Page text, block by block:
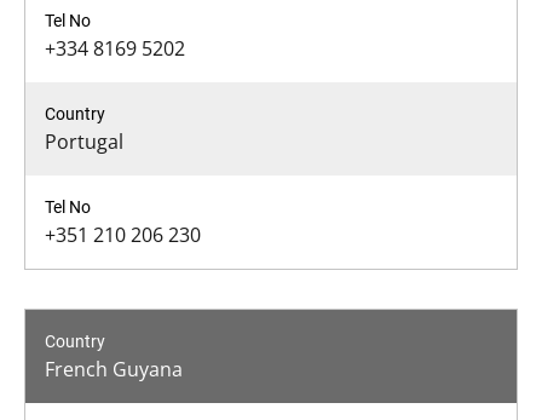
+334 8169 5202
Portugal
+351 210 206 230
French Guyana